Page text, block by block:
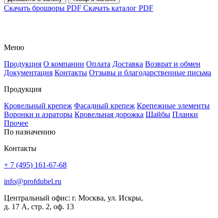
Скачать брошюры PDF Скачать каталог PDF
Меню
Продукция О компании Оплата Доставка Возврат и обмен
Документация Контакты Отзывы и благодарственные письма
Продукция
Кровельный крепеж Фасадный крепеж Крепежные элементы
Воронки и аэраторы Кровельная дорожка Шайбы Планки
Прочее
По назначению
Контакты
+ 7 (495) 161-67-68
info@profdubel.ru
Центральный офис: г. Москва, ул. Искры,
д. 17 А, стр. 2, оф. 13